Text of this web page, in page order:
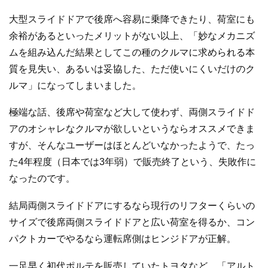
大型スライドドアで後席へ容易に乗降できたり、荷室にも
余裕があるといったメリットがない以上、「妙なメカニズ
ムを組み込んだ結果としてこの種のクルマに求められる本
質を見失い、あるいは妥協した、ただ使いにくいだけのク
ルマ」になってしまいました。
極端な話、後席や荷室など大して使わず、両側スライドド
アのオシャレなクルマが欲しいというならオススメできま
すが、そんなユーザーはほとんどいなかったようで、たっ
た4年程度（日本では3年弱）で販売終了という、失敗作に
なったのです。
結局両側スライドドアにするなら現行のリフターくらいの
サイズで後席両側スライドドアと広い荷室を得るか、コン
パクトカーでやるなら運転席側はヒンジドアが正解。
一足早く初代ポルテを販売していたトヨタなど、「アルト